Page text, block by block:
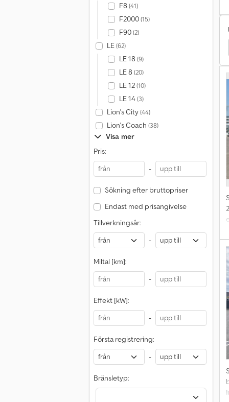
F8 (41)
F2000(15)
F90(2)
LE(62)
LE 18 (9)
LE 8 (20)
LE 12(10)
LE 14(3)
Lion's City(44)
Lion's Coach (38)
Visa mer
Pris:
-
Sökning efter bruttopriser
Endast med prisangivelse
Tillverkningsår:
-
Miltal [km]:
-
Effekt [kW]:
-
Första registrering:
-
Bränsletyp:
Adamoli Tippvagn